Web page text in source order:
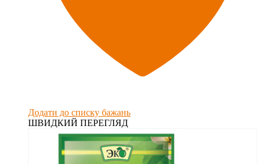
Додати до списку бажань
ШВИДКИЙ ПЕРЕГЛЯД